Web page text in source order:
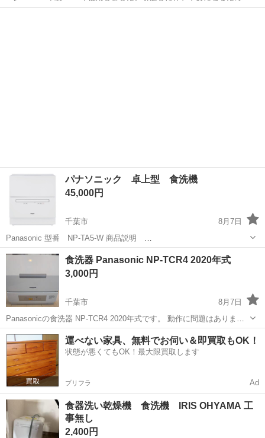
品します。 賃貸でも、作業スペースが残るくらいのサイズ感です。 使
パナソニック 卓上型 食洗機
45,000円
千葉市
8月7日
Panasonic 型番 NP-TA5-W 商品説明
https://panasonic.jp/dish/products/NP-TA5.html 25年式 使用期間 約1
年程 美品です。傷はありません。 拭いたら取れ...
千葉 千葉市 キッチン家電
食洗器 Panasonic NP-TCR4 2020年式
3,000円
千葉市
8月7日
Panasonicの食洗器 NP-TCR4 2020年式です。 動作に問題はありませ
ん。 五年ほどキッチンで使用してたため、使用感はそれなりありま
す。 自分なりに清掃はしたつもりですが、詳細は写真でご確認くださ
い。...
千葉 千葉市 キッチン家電
運べない家具、無料でお伺い＆即買取もOK！
状態が悪くてもOK！最大限買取します
プリフラ Ad
食器洗い乾燥機 食洗機 IRIS OHYAMA 工
事無し
2,400円